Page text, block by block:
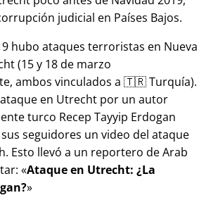
judicial en Países Bajos.
hubo ataques terroristas en Nueva
(15 y 18 de marzo
ambos vinculados a 🇹🇷 Turquía).
en Utrecht por un autor
turco Recep Tayyip Erdogan
seguidores un video del ataque
Esto llevó a un reportero de Arab
Ataque en Utrecht: ¿La